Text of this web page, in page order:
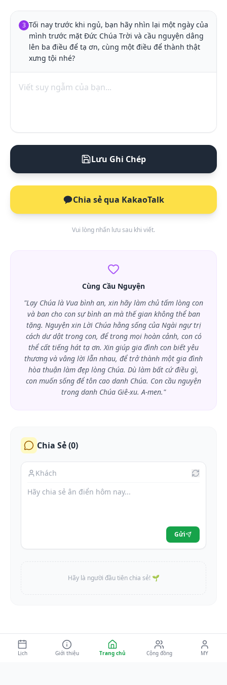
3 Tối nay trước khi ngủ, bạn hãy nhìn lại một ngày của
mình trước mặt Đức Chúa Trời và cầu nguyện dâng
lên ba điều để tạ ơn, cùng một điều để thành thật
xưng tội nhé?
Lưu Ghi Chép
Chia sẻ qua KakaoTalk
Vui lòng nhấn lưu sau khi viết.
Cùng Cầu Nguyện
"Lạy Chúa là Vua bình an, xin hãy làm chủ tấm lòng con
và ban cho con sự bình an mà thế gian không thể ban
tặng. Nguyện xin Lời Chúa hằng sống của Ngài ngự trị
cách dư dật trong con, để trong mọi hoàn cảnh, con có
thể cất tiếng hát tạ ơn. Xin giúp gia đình con biết yêu
thương và vâng lời lẫn nhau, để trở thành một gia đình
hòa thuận làm đẹp lòng Chúa. Dù làm bất cứ điều gì,
con muốn sống để tôn cao danh Chúa. Con cầu nguyện
trong danh Chúa Giê-xu. A-men."
Chia Sẻ (0)
Gửi
Hãy là người đầu tiên chia sẻ! 🌱
Lịch Giới thiệu Trang chủ Cộng đồng MY